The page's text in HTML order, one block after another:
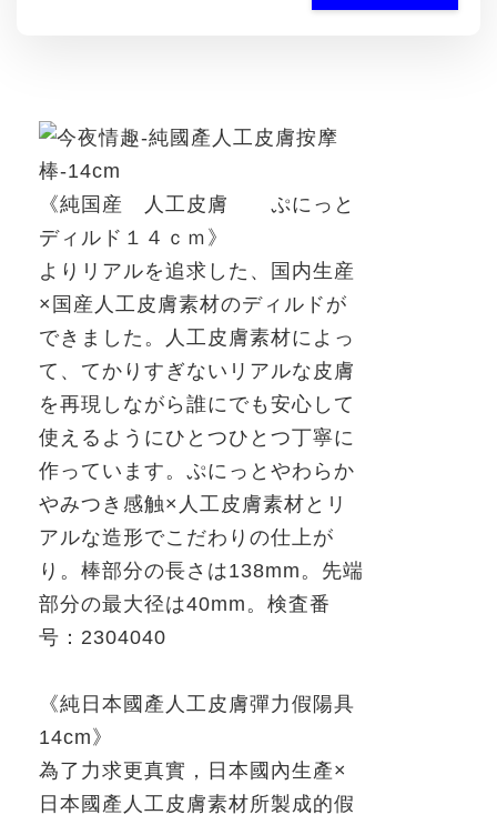
《純国産 人工皮膚 ぷにっと
ディルド１４ｃｍ》
よりリアルを追求した、国内生産
×国産人工皮膚素材のディルドが
できました。人工皮膚素材によっ
て、てかりすぎないリアルな皮膚
を再現しながら誰にでも安心して
使えるようにひとつひとつ丁寧に
作っています。ぷにっとやわらか
やみつき感触×人工皮膚素材とリ
アルな造形でこだわりの仕上が
り。棒部分の長さは138mm。先端
部分の最大径は40mm。 検査番
号： 2304040
《純日本國產 人工皮膚彈力假陽具
14cm 》
為了力求更真實，日本國內生產×
日本國產人工皮膚素材所製成的假